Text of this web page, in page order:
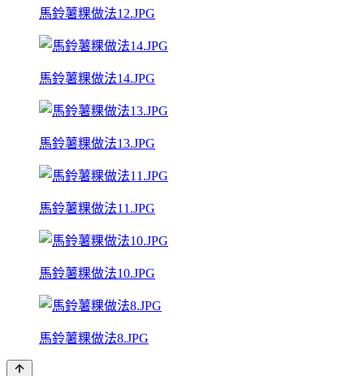
馬鈴薯粿做法12.JPG
馬鈴薯粿做法14.JPG
馬鈴薯粿做法13.JPG
馬鈴薯粿做法11.JPG
馬鈴薯粿做法10.JPG
馬鈴薯粿做法8.JPG